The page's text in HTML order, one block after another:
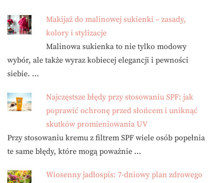
Makijaż do malinowej sukienki – zasady,
kolory i stylizacje
Malinowa sukienka to nie tylko modowy
wybór, ale także wyraz kobiecej elegancji i pewności
siebie. …
Najczęstsze błędy przy stosowaniu SPF: jak
poprawić ochronę przed słońcem i uniknąć
skutków promieniowania UV
Przy stosowaniu kremu z filtrem SPF wiele osób popełnia
te same błędy, które mogą poważnie …
Wiosenny jadłospis: 7-dniowy plan zdrowego